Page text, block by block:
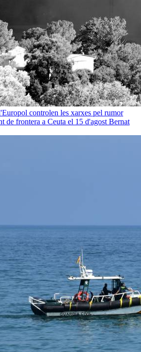
controlen les xarxes pel rumor
de frontera a Ceuta el 15 d'agost Bernat